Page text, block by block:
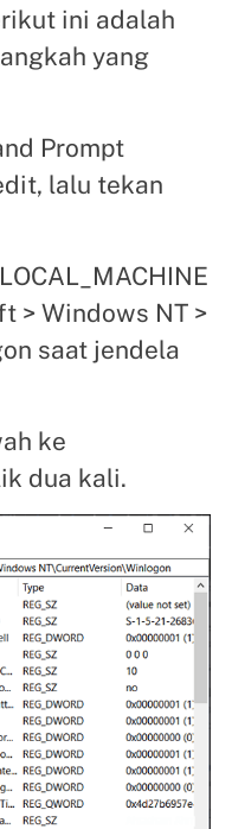
ini adalah
yang
Prompt
lalu tekan
> Windows NT >
saat jendela
ke
dua kali.